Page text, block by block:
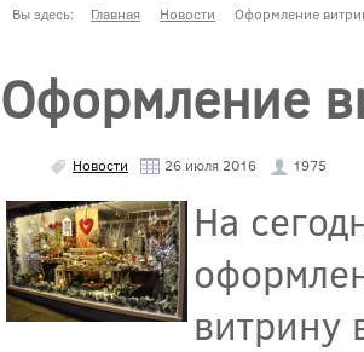
Вы здесь: Главная Новости Оформление
Оформление
Новости 26 июля 2016 1975
На
витрину